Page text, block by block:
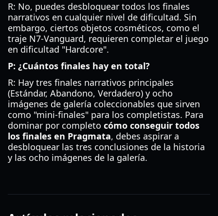
R: No, puedes desbloquear todos los finales
narrativos en cualquier nivel de dificultad. Sin
embargo, ciertos objetos cosméticos, como el
traje N7-Vanguard, requieren completar el juego
en dificultad "Hardcore".
P: ¿Cuántos finales hay en total?
R: Hay tres finales narrativos principales
(Estándar, Abandono, Verdadero) y ocho
imágenes de galería coleccionables que sirven
como "mini-finales" para los completistas. Para
dominar por completo cómo conseguir todos
los finales en Pragmata, debes aspirar a
desbloquear las tres conclusiones de la historia
y las ocho imágenes de la galería.